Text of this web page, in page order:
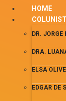
HOME
DR. JORGE
DRA.
ELSA
EDGAR DE